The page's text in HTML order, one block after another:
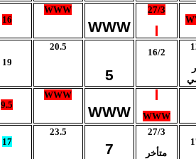
16
WWW
WWW
27/3
19
20.5
5
16/2
9.5
WWW
WWW WWW
17
23.5
7
27/3
متأخر